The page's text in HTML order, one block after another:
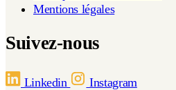
Mentions légales
Suivez-nous
Linkedin Instagram